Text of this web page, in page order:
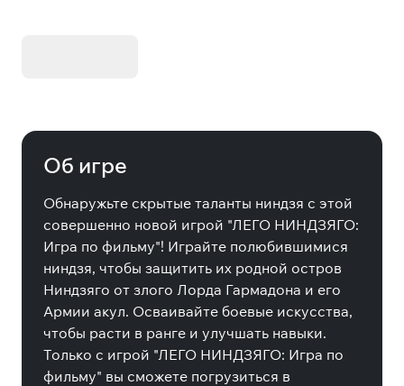
Об игре
Обнаружьте скрытые таланты ниндзя с этой
совершенно новой игрой "ЛЕГО НИНДЗЯГО:
Игра по фильму"! Играйте полюбившимися
ниндзя, чтобы защитить их родной остров
Ниндзяго от злого Лорда Гармадона и его
Армии акул. Осваивайте боевые искусства,
чтобы расти в ранге и улучшать навыки.
Только с игрой "ЛЕГО НИНДЗЯГО: Игра по
фильму" вы сможете погрузиться в